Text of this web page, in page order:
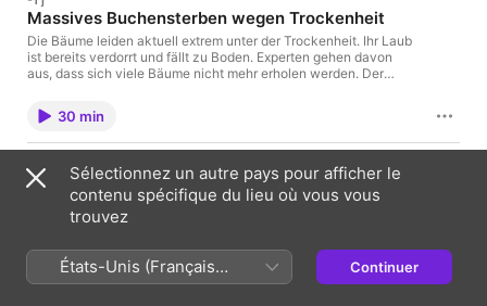
Massives Buchensterben wegen Trockenheit
Die Bäume leiden aktuell extrem unter der Trockenheit. Ihr Laub
ist bereits verdorrt und fällt zu Boden. Experten gehen davon
aus, dass sich viele Bäume nicht mehr erholen werden. Der
Buchen scheinen keine Zukunft mehr zu haben in der Schweiz.
30 min
-2 j
Drohnenvorfall in Leipzig: Wie gross ist die
Bedrohung?
Die Aufregung in Deutschland ist gross. Am Mittwochabend
Sprengladung neben einem ukrainischen Frachtflugzeug
gefunden. Ferdinand Gehringer ist Spezialist für
31 min
Sélectionnez un autre pays pour afficher le
contenu spécifique du lieu où vous vous
trouvez
États-Unis (Français
France)
Continuer